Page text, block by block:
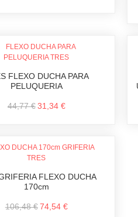
FLEXO DUCHA PARA
PELUQUERIA
44,77 € 31,34 €
FLEXO DUCHA
170cm
106,48 € 74,54 €